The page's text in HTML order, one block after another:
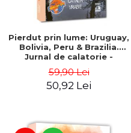
Pierdut prin lume: Uruguay,
Bolivia, Peru & Brazilia.
Jurnal de calatorie -
59,90 Lei
50,92 Lei